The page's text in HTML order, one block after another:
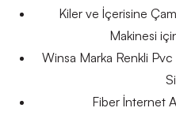
Kiler ve İçerisine
Makinesi
Winsa Marka Renkli
Fiber İnternet